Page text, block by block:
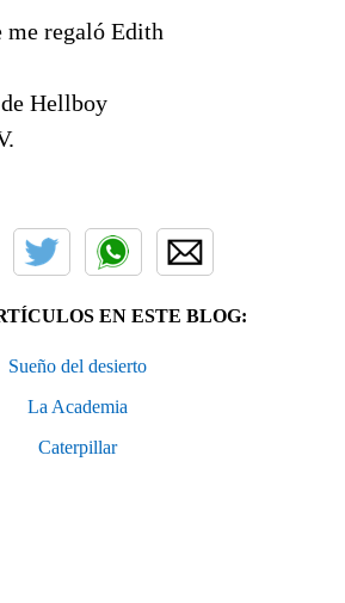
me regaló Edith
Hellboy
EN ESTE BLOG:
Sueño del desierto
La Academia
Caterpillar